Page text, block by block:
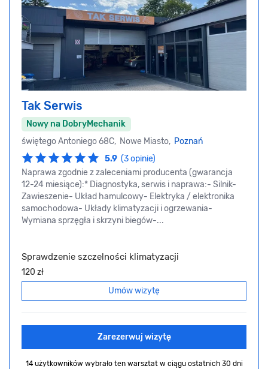
Tak Serwis
Nowy na DobryMechanik
świętego Antoniego 68C, Nowe Miasto, Poznań
5.9 (3 opinie)
Naprawa zgodnie z zaleceniami producenta (gwarancja
12-24 miesiące):* Diagnostyka, serwis i naprawa:- Silnik-
Zawieszenie- Układ hamulcowy- Elektryka / elektronika
samochodowa- Układy klimatyzacji i ogrzewania-
Wymiana sprzęgła i skrzyni biegów-...
Sprawdzenie szczelności klimatyzacji
120 zł
Umów wizytę
Zarezerwuj wizytę
14 użytkowników wybrało ten warsztat w ciągu ostatnich 30 dni